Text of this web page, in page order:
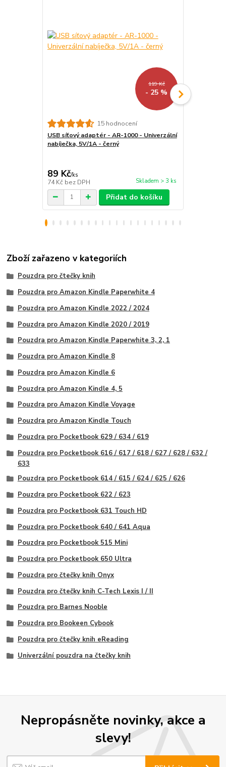
119 Kč
- 25 %
15 hodnocení
USB síťový adaptér - AR-1000 - Univerzální
nabíječka, 5V/1A - černý
89 Kč/ks
74 Kč bez DPH Skladem > 3 ks
Přidat do košíku
Zboží zařazeno v kategoriích
Pouzdra pro čtečky knih
Pouzdra pro Amazon Kindle Paperwhite 4
Pouzdra pro Amazon Kindle 2022 / 2024
Pouzdra pro Amazon Kindle 2020 / 2019
Pouzdra pro Amazon Kindle Paperwhite 3, 2, 1
Pouzdra pro Amazon Kindle 8
Pouzdra pro Amazon Kindle 6
Pouzdra pro Amazon Kindle 4, 5
Pouzdra pro Amazon Kindle Voyage
Pouzdra pro Amazon Kindle Touch
Pouzdra pro Pocketbook 629 / 634 / 619
Pouzdra pro Pocketbook 616 / 617 / 618 / 627 / 628 / 632 /
633
Pouzdra pro Pocketbook 614 / 615 / 624 / 625 / 626
Pouzdra pro Pocketbook 622 / 623
Pouzdra pro Pocketbook 631 Touch HD
Pouzdra pro Pocketbook 640 / 641 Aqua
Pouzdra pro Pocketbook 515 Mini
Pouzdra pro Pocketbook 650 Ultra
Pouzdra pro čtečky knih Onyx
Pouzdra pro čtečky knih C-Tech Lexis I / II
Pouzdra pro Barnes Nooble
Pouzdra pro Bookeen Cybook
Pouzdra pro čtečky knih eReading
Univerzální pouzdra na čtečky knih
Nepropásněte novinky, akce a
slevy!